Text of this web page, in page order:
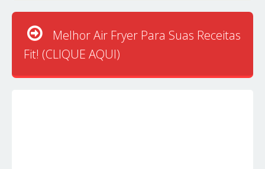
Melhor Air Fryer Para Suas Receitas
Fit! (CLIQUE AQUI)